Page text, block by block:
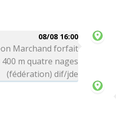
08/08 16:00
Marchand forfait
m quatre nages
(fédération) dif/jde